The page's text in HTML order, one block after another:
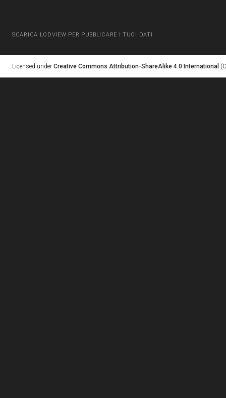
SCARICA LODVIEW PER PUBBLICARE I TUOI DATI
Licensed under Creative Commons Attribution-ShareAlike 4.0 International